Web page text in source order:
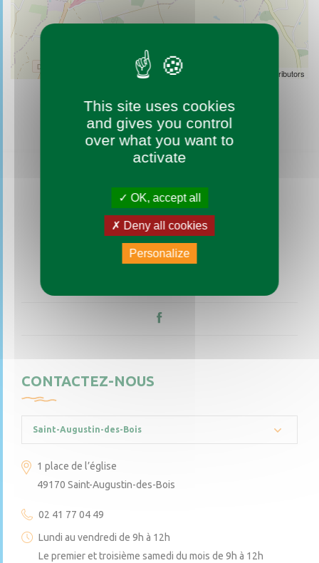
Leaflet contributors
CONTACTEZ-NOUS
Saint-Augustin-des-Bois
1 place de l’église
49170 Saint-Augustin-des-Bois
02 41 77 04 49
Lundi au vendredi de 9h à 12h
Le premier et troisième samedi du mois de 9h à 12h
This site uses cookies
and gives you control
over what you want to
activate
OK, accept all
Deny all cookies
Personalize